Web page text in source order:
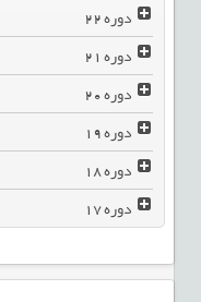
دوره22
دوره21
دوره20
دوره19
دوره18
دوره17